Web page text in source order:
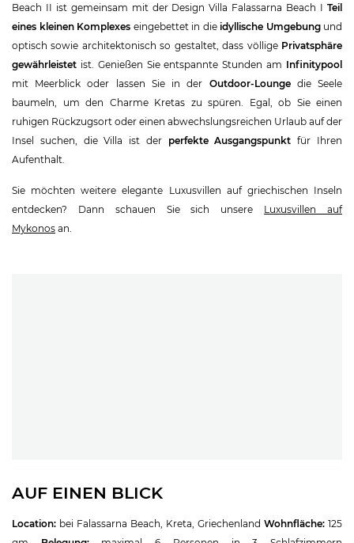
Beach II ist gemeinsam mit der Design Villa Falassarna Beach I Teil
eines kleinen Komplexes eingebettet in die idyllische Umgebungund
optisch sowie architektonisch so gestaltet, dass völlige Privatsphäre
gewährleistet ist. Genießen Sie entspannte Stunden am Infinitypool
mit Meerblick oder lassen Sie in der Outdoor-Loungedie Seele
baumeln, um den Charme Kretas zu spüren. Egal, ob Sie einen
ruhigen Rückzugsort oder einen abwechslungsreichen Urlaub auf der
Insel suchen, die Villa ist der perfekte Ausgangspunkt für Ihren
Aufenthalt.
Sie möchten weitere elegante Luxusvillen auf griechischen Inseln
entdecken? Dann schauen Sie sich unsere Luxusvillen auf
Mykonos an.
AUF EINEN BLICK
Location: bei Falassarna Beach, Kreta, Griechenland Wohnfläche: 125